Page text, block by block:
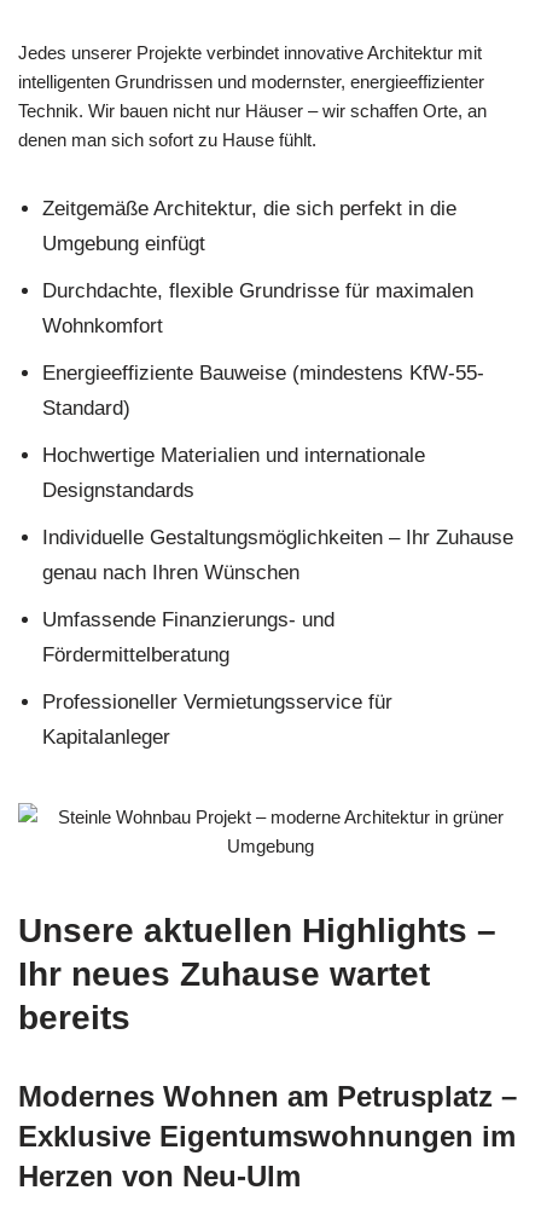
Jedes unserer Projekte verbindet innovative Architektur mit
intelligenten Grundrissen und modernster, energieeffizienter
Technik. Wir bauen nicht nur Häuser – wir schaffen Orte, an
denen man sich sofort zu Hause fühlt.
Zeitgemäße Architektur, die sich perfekt in die
Umgebung einfügt
Durchdachte, flexible Grundrisse für maximalen
Wohnkomfort
Energieeffiziente Bauweise (mindestens KfW-55-
Standard)
Hochwertige Materialien und internationale
Designstandards
Individuelle Gestaltungsmöglichkeiten – Ihr Zuhause
genau nach Ihren Wünschen
Umfassende Finanzierungs- und
Fördermittelberatung
Professioneller Vermietungsservice für
Kapitalanleger
Unsere aktuellen Highlights –
Ihr neues Zuhause wartet
bereits
Modernes Wohnen am Petrusplatz –
Exklusive Eigentumswohnungen im
Herzen von Neu-Ulm